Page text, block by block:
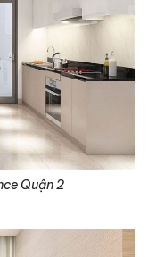
Quận 2